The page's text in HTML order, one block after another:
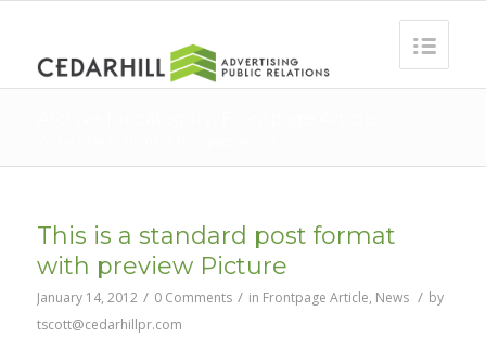
This is a standard post format
with preview Picture
January 14, 2012 / 0 Comments / in Frontpage Article, News / by
tscott@cedarhillpr.com